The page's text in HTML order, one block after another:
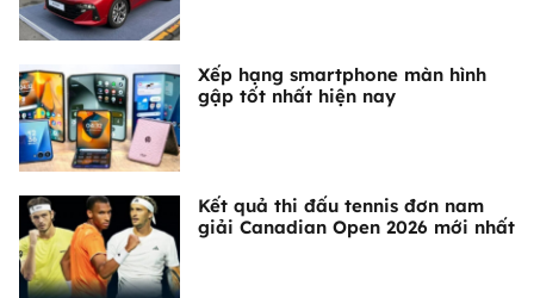
Xếp hạng smartphone màn hình
gập tốt nhất hiện nay
Kết quả thi đấu tennis đơn nam
giải Canadian Open 2026 mới nhất